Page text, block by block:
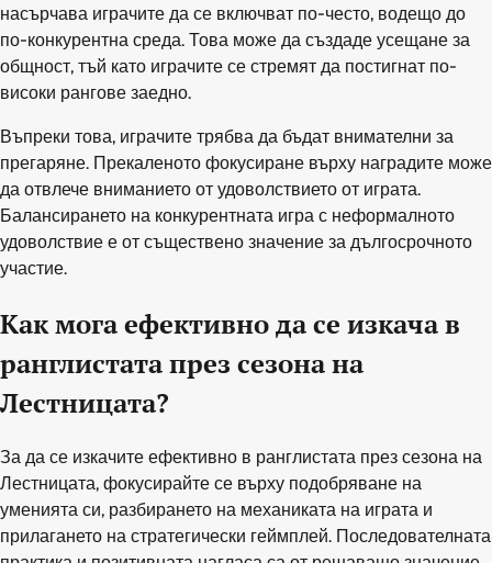
насърчава играчите да се включват по-често, водещо до
по-конкурентна среда. Това може да създаде усещане за
общност, тъй като играчите се стремят да постигнат по-
високи рангове заедно.
Въпреки това, играчите трябва да бъдат внимателни за
прегаряне. Прекаленото фокусиране върху наградите може
да отвлече вниманието от удоволствието от играта.
Балансирането на конкурентната игра с неформалното
удоволствие е от съществено значение за дългосрочното
участие.
Как мога ефективно да се изкача в
ранглистата през сезона на
Лестницата?
За да се изкачите ефективно в ранглистата през сезона на
Лестницата, фокусирайте се върху подобряване на
уменията си, разбирането на механиката на играта и
прилагането на стратегически геймплей. Последователната